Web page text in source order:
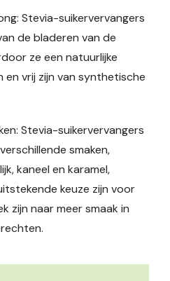
Stevia-suikervervangers
de bladeren van de
ze een natuurlijke
vrij zijn van synthetische
Stevia-suikervervangers
smaken,
kaneel en karamel,
keuze zijn voor
zijn naar meer smaak in